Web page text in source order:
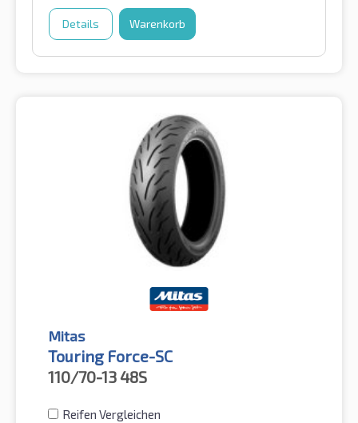
Details Warenkorb
Mitas
Touring Force-SC
110/70-1348S
Reifen Vergleichen